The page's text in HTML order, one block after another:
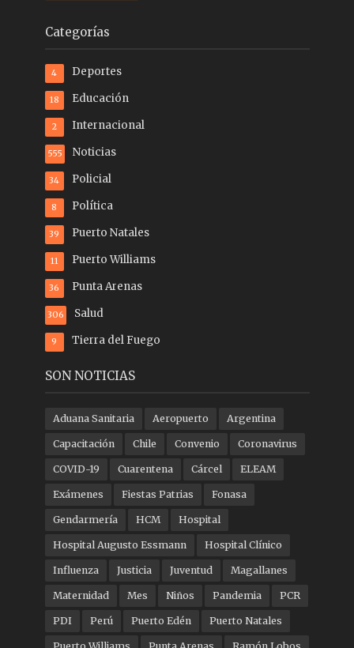
Categorías
Deportes
4
Educación
18
Internacional
2
Noticias
555
Policial
34
Política
8
Puerto Natales
39
Puerto Williams
11
Punta Arenas
36
Salud
306
Tierra del Fuego
9
SON NOTICIAS
Aduana Sanitaria Aeropuerto Argentina
Capacitación Chile Convenio Coronavirus
COVID-19 Cuarentena Cárcel ELEAM
Exámenes Fiestas Patrias Fonasa
Gendarmería HCM Hospital
Hospital Augusto Essmann Hospital Clínico
Influenza Justicia Juventud Magallanes
Maternidad Mes Niños Pandemia PCR
PDI Perú Puerto Edén Puerto Natales